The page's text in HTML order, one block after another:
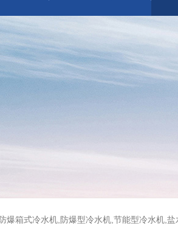
防爆箱式冷水机,防爆型冷水机,节能型冷水机,